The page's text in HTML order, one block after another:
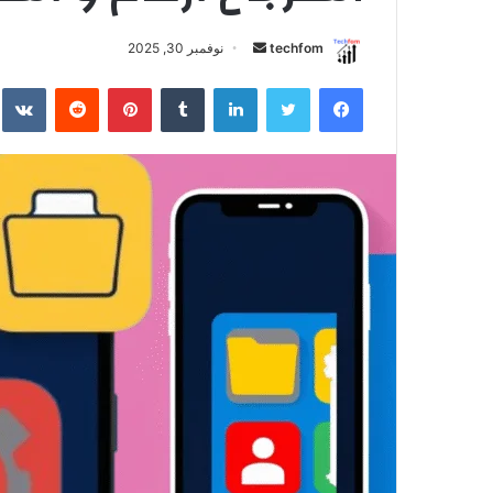
techfom
أرسل
إلكترونيا
نوفمبر 30, 2025
فيسبوك تويتر لينكدإن بينتيريست